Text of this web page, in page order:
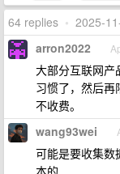
64 replies • 2025-
arron2022
大部分互联网产
习惯了，然后
不收费。
wang93wei
可能是要收集
本的